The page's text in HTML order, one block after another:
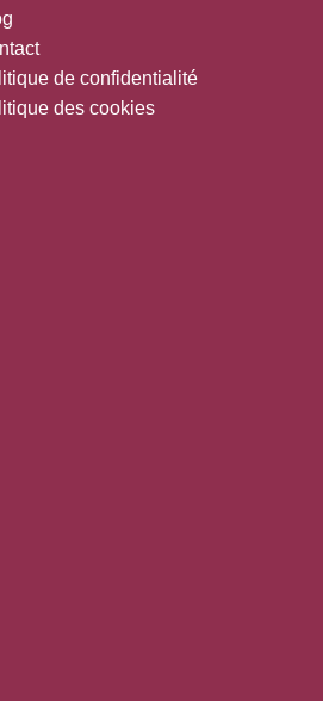
de confidentialité
des cookies